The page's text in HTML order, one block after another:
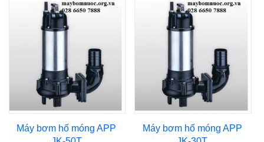
Máy bơm hố móng APP
Máy bơm hố móng APP